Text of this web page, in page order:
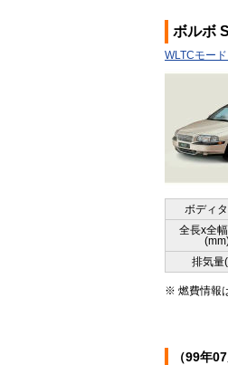
ボルボ
WLTCモー
ボディ
全長x全
排気量
※ 燃費情報
（99年